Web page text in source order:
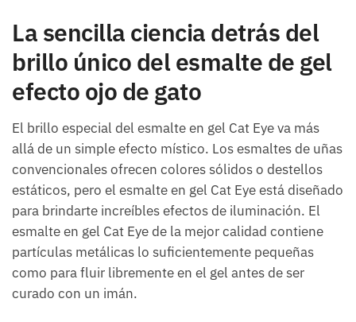
La sencilla ciencia detrás del
brillo único del esmalte de gel
efecto ojo de gato
El brillo especial del esmalte en gel Cat Eye va más
allá de un simple efecto místico. Los esmaltes de uñas
convencionales ofrecen colores sólidos o destellos
estáticos, pero el esmalte en gel Cat Eye está diseñado
para brindarte increíbles efectos de iluminación. El
esmalte en gel Cat Eye de la mejor calidad contiene
partículas metálicas lo suficientemente pequeñas
como para fluir libremente en el gel antes de ser
curado con un imán.